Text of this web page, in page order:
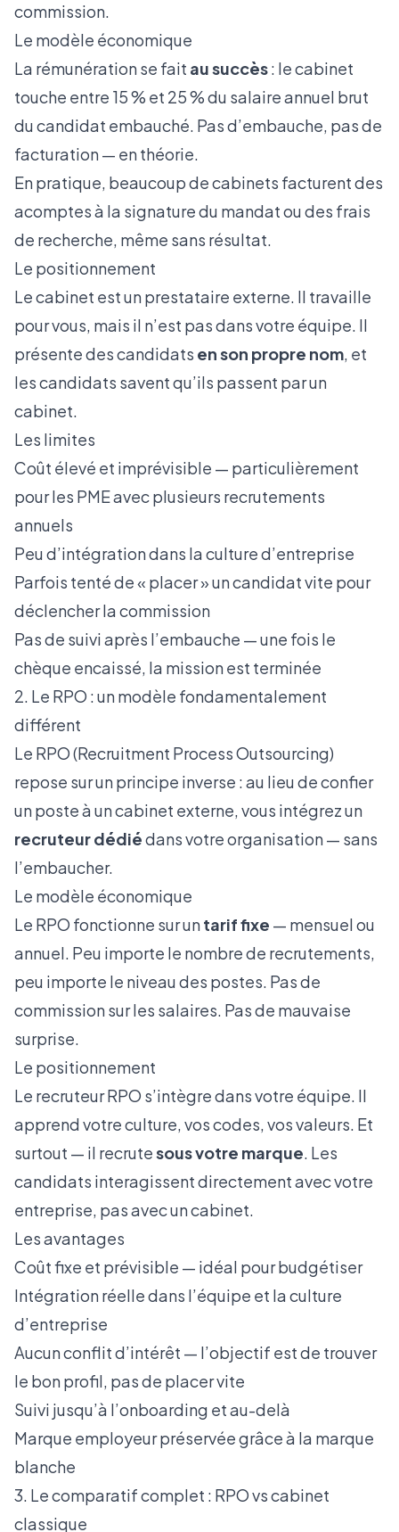
commission.
Le modèle économique
La rémunération se fait au succès: le cabinet
touche entre 15 % et 25 % du salaire annuel brut
du candidat embauché. Pas d’embauche, pas de
facturation — en théorie.
En pratique, beaucoup de cabinets facturent des
acomptes à la signature du mandat ou des frais
de recherche, même sans résultat.
Le positionnement
Le cabinet est un prestataire externe. Il travaille
pour vous, mais il n’est pas dans votre équipe. Il
présente des candidats en son propre nom, et
les candidats savent qu’ils passent par un
cabinet.
Les limites
Coût élevé et imprévisible — particulièrement
pour les PME avec plusieurs recrutements
annuels
Peu d’intégration dans la culture d’entreprise
Parfois tenté de « placer » un candidat vite pour
déclencher la commission
Pas de suivi après l’embauche — une fois le
chèque encaissé, la mission est terminée
2. Le RPO : un modèle fondamentalement
différent
Le RPO (Recruitment Process Outsourcing)
repose sur un principe inverse : au lieu de confier
un poste à un cabinet externe, vous intégrez un
recruteur dédiédans votre organisation — sans
l’embaucher.
Le modèle économique
Le RPO fonctionne sur untarif fixe — mensuel ou
annuel. Peu importe le nombre de recrutements,
peu importe le niveau des postes. Pas de
commission sur les salaires. Pas de mauvaise
surprise.
Le positionnement
Le recruteur RPO s’intègre dans votre équipe. Il
apprend votre culture, vos codes, vos valeurs. Et
surtout — il recrutesous votre marque. Les
candidats interagissent directement avec votre
entreprise, pas avec un cabinet.
Les avantages
Coût fixe et prévisible — idéal pour budgétiser
Intégration réelle dans l’équipe et la culture
d’entreprise
Aucun conflit d’intérêt — l’objectif est de trouver
le bon profil, pas de placer vite
Suivi jusqu’à l’onboarding et au-delà
Marque employeur préservée grâce à la marque
blanche
3. Le comparatif complet : RPO vs cabinet
classique